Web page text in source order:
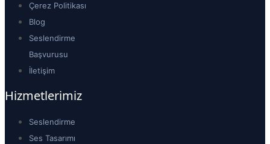
Çerez Politikası
Blog
Seslendirme
Başvurusu
İletişim
Hizmetlerimiz
Seslendirme
Ses Tasarımı